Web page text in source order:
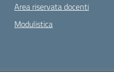
Area riservata docenti
Modulistica